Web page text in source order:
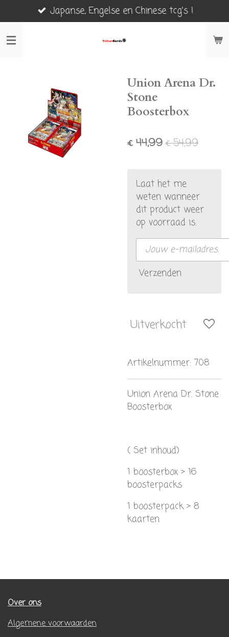
direct
naar
Japanse, Engelse en Chinese tcg's !
Union Arena Dr.
Stone
Boosterbox
€ 44,99 € 54,99
Laat het me
weten wanneer
dit product weer
op voorraad is.
Verzenden
Uitverkocht
Artikelnummer: 708
Union Arena Dr. Stone
Boosterbox
( Set inhoud)
1 boosterbox > 16
boosterpacks
1 boosterpack > 8
kaarten
Over ons
Algemene voorwaarden